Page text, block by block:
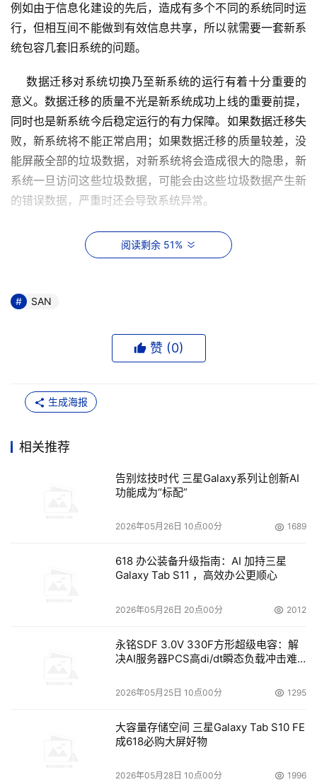
例如由于信息化建设的先后，造成有多个不同的系统同时运
行，但相互间不能做到有效信息共享，所以就需要一套新系
数据迁移对系统切换乃至新系统的运行有着十分重要的
意义。数据迁移的质量不光是新系统成功上线的重要前提，
同时也是新系统今后稳定运行的有力保障。如果数据迁移失
败，新系统将不能正常启用；如果数据迁移的质量较差，没
能屏蔽全部的垃圾数据，对新系统将会造成很大的隐患，新
系统一旦访问这些垃圾数据，可能会由这些垃圾数据产生新
相反，成功的数据迁移可以有效地保障新系统的顺利运
行，能够继承珍贵的历史数据。因为无论对于一个公司还是
系统切换时的数据迁移不同于从生产系统OLTP （On-
Warehouse）的数据抽取。后者主要将生产系统在上次抽
取周期都进行，一般以天为单位。而数据迁移是将需要的历
数据迁移的内容是整个数据迁移的基础，需要从信息系
统规划的角度统一考虑。划分内容时，可以从横向的时间和
史数据如何迁移的问题。由于信息技术的发展，以及存储工
程师对计算机依赖性的增强，新系统每天往往需要比旧系统
存储更多的信息，同时为了解决数据量高增长带来的性能瓶
颈，新系统一般只保留一定时期的数据，比如1 年，而把超
过保存周期的数据，即1 年以前的数据转移到数据仓库中，
以便用于决策分析。对于这种新系统的数据迁移，主要迁移
阅读剩余 51%
SAN
赞 (0)
生成海报
相关推荐
告别炫技时代 三星Galaxy系列让创新AI
功能成为“标配”
2026年05月26日 10点00分 1689
618 办公装备升级指南：AI 加持三星
Galaxy Tab S11 ，高效办公更顺心
2026年05月26日 20点00分 2012
永铭SDF 3.0V 330F方形超级电容：解
决AI服务器PCS高di/dt瞬态负载冲击难
2026年05月25日 10点00分 1295
大容量存储空间 三星Galaxy Tab S10 FE
成618必购大屏好物
2026年05月28日 10点00分 1996